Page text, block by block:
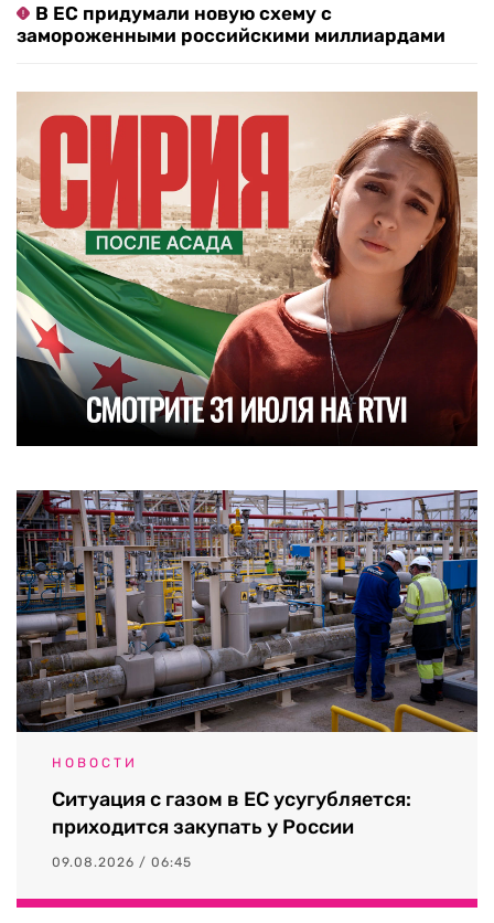
В ЕС придумали новую схему с
замороженными российскими миллиардами
НОВОСТИ
Ситуация с газом в ЕС усугубляется:
приходится закупать у России
09.08.2026 / 06:45